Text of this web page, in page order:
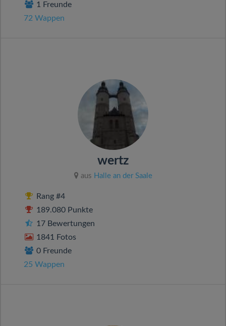
1 Freunde
72 Wappen
wertz
aus Halle an der Saale
Rang #4
189.080 Punkte
17 Bewertungen
1841 Fotos
0 Freunde
25 Wappen